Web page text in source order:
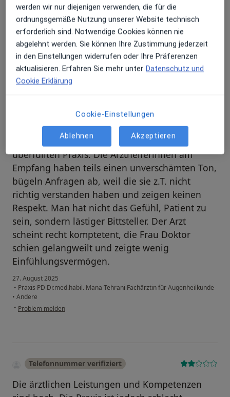
Bewertungen durchsuchen
Lange Wartezeiten trotz Termin. Es herrscht
eine hektische Atmosphäre in der oft
überfüllten Praxis. Die Arzthelferinnen am
Empfang haben teils einen unverschämten Ton,
bügeln Anfragen ab, weil die sie z.T. nicht
richtig verstanden haben und zeigen keinen
Respekt. Man hat nicht das Gefühl, Patient zu
sein, sondern lästiger Bittsteller. Der Arzt
scheint recht komptetent, die Frau Doktor
schien gelangweilt und zeigte wenig
Einfühlungsvermögen.
27. August 2025
• Praxis PD Dr.med.habil. Mana Tehrani Fachärztin für Augenheilkunde
• Andere
• Problem melden
Telefonnummer verifiziert
Die ärztlichen Leistungen und Kompetenzen
werden wir nur diejenigen verwenden, die für die
ordnungsgemäße Nutzung unserer Website technisch
erforderlich sind. Notwendige Cookies können nie
abgelehnt werden. Sie können Ihre Zustimmung jederzeit
in den Einstellungen widerrufen oder Ihre Präferenzen
aktualisieren. Erfahren Sie mehr unter Datenschutz und
Cookie Erklärung
Cookie-Einstellungen
Ablehnen Akzeptieren